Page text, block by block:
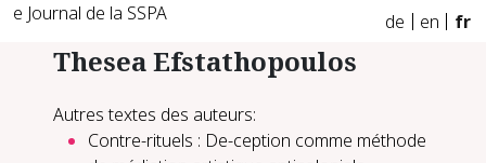
e Journal de la SSPA de en fr
Thesea Efstathopoulos
Autres textes des auteurs:
Contre-rituels : De-ception comme méthode